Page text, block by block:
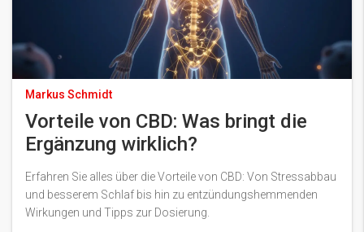
Markus Schmidt
Vorteile von CBD: Was bringt die
Ergänzung wirklich?
Erfahren Sie alles über die Vorteile von CBD: Von Stressabbau
und besserem Schlaf bis hin zu entzündungshemmenden
Wirkungen und Tipps zur Dosierung.